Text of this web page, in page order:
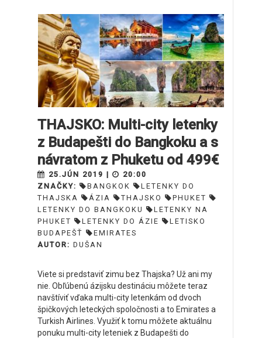
THAJSKO: Multi-city letenky
z Budapešti do Bangkoku a s
návratom z Phuketu od 499€
25.JÚN 2019 |
20:00
ZNAČKY:
BANGKOK
LETENKY DO
THAJSKA
ÁZIA THAJSKO
PHUKET
LETENKY DO BANGKOKU
LETENKY NA
PHUKET
LETENKY DO ÁZIE
LETISKO
BUDAPEŠŤ
EMIRATES
AUTOR: DUŠAN
Viete si predstaviť zimu bez Thajska? Už ani my
nie. Obľúbenú ázijsku destináciu môžete teraz
navštíviť vďaka multi-city letenkám od dvoch
špičkových leteckých spoločnosti a to Emirates a
Turkish Airlines. Využiť k tomu môžete aktuálnu
ponuku multi-city leteniek z Budapešti do